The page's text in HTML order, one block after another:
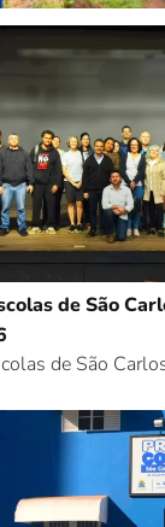
de São
de São